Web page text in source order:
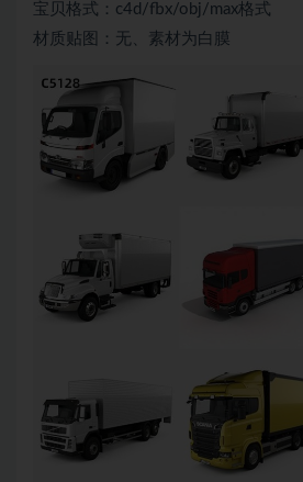
宝贝格式：c4d/fbx/obj/max格式
材质贴图：无、素材为白膜